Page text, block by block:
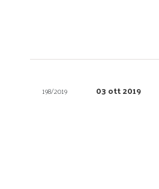
198/2019 03 ott 2019